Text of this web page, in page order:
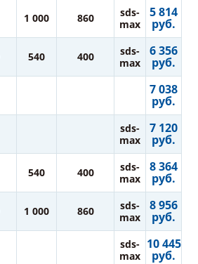
1 000 860
sds-
max
5 814
руб.
540 400
sds-
max
6 356
руб.
7 038
руб.
sds-
max
7 120
руб.
540 400
sds-
max
8 364
руб.
1 000 860
sds-
max
8 956
руб.
sds-
max
10 445
руб.